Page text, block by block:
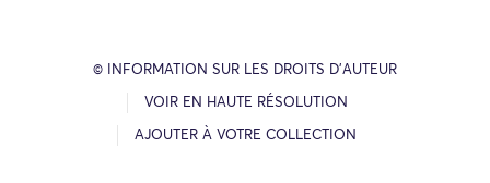
© INFORMATION SUR LES DROITS D’AUTEUR
VOIR EN HAUTE RÉSOLUTION
AJOUTER À VOTRE COLLECTION